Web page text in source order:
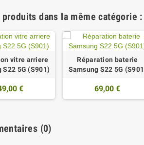
dans la même catégorie :
vitre arriere
S22 5G (S901)
€
Réparation baterie
Samsung S22 5G
69,00 €
(0)